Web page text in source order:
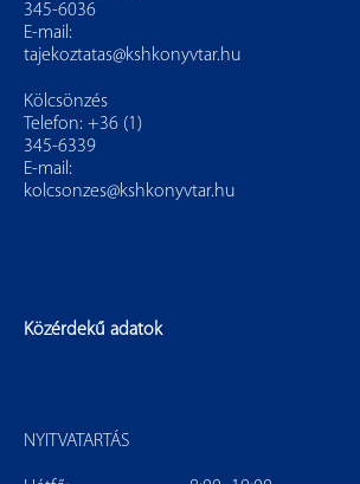
345-6036
E-mail:
tajekoztatas@kshkonyvtar.hu
Kölcsönzés
Telefon: +36 (1)
345-6339
E-mail:
kolcsonzes@kshkonyvtar.hu
Közérdekű adatok
NYITVATARTÁS